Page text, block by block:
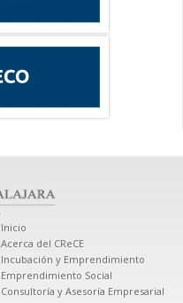
Inicio
Acerca del CReCE
Incubación y Emprendimiento
Emprendimiento Social
Consultoría y Asesoría Empresarial